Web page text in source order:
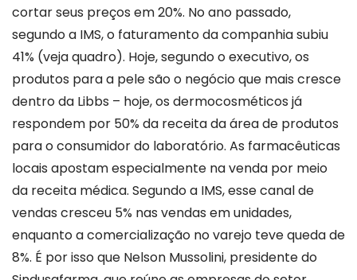
cortar seus preços em 20%. No ano passado,
segundo a IMS, o faturamento da companhia subiu
41% (veja quadro). Hoje, segundo o executivo, os
produtos para a pele são o negócio que mais cresce
dentro da Libbs – hoje, os dermocosméticos já
respondem por 50% da receita da área de produtos
para o consumidor do laboratório. As farmacêuticas
locais apostam especialmente na venda por meio
da receita médica. Segundo a IMS, esse canal de
vendas cresceu 5% nas vendas em unidades,
enquanto a comercialização no varejo teve queda de
8%. É por isso que Nelson Mussolini, presidente do